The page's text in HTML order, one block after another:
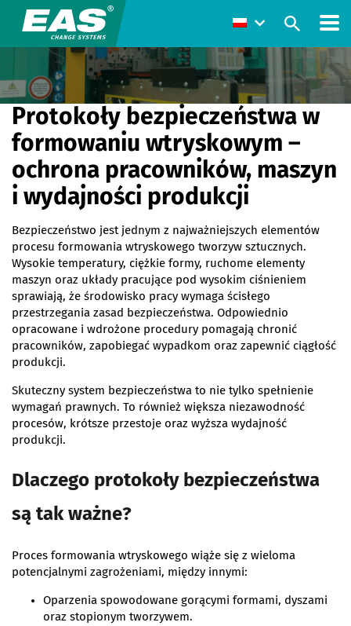
Protokoły bezpieczeństwa w
formowaniu wtryskowym –
ochrona pracowników, maszyn
i wydajności produkcji
Bezpieczeństwo jest jednym z najważniejszych elementów
procesu formowania wtryskowego tworzyw sztucznych.
Wysokie temperatury, ciężkie formy, ruchome elementy
maszyn oraz układy pracujące pod wysokim ciśnieniem
sprawiają, że środowisko pracy wymaga ścisłego
przestrzegania zasad bezpieczeństwa. Odpowiednio
opracowane i wdrożone procedury pomagają chronić
pracowników, zapobiegać wypadkom oraz zapewnić ciągłość
produkcji.
Skuteczny system bezpieczeństwa to nie tylko spełnienie
wymagań prawnych. To również większa niezawodność
procesów, krótsze przestoje oraz wyższa wydajność
produkcji.
Dlaczego protokoły bezpieczeństwa
są tak ważne?
Proces formowania wtryskowego wiąże się z wieloma
potencjalnymi zagrożeniami, między innymi:
Oparzenia spowodowane gorącymi formami, dyszami
oraz stopionym tworzywem.